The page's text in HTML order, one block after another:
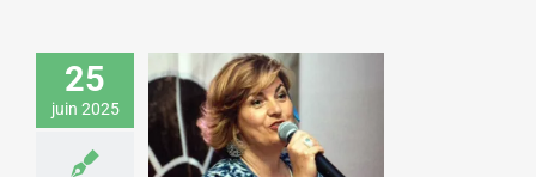
25
juin 2025
Sandra Legrand anime
un atelier sur le
networking pour la
Caisse d’Épargne